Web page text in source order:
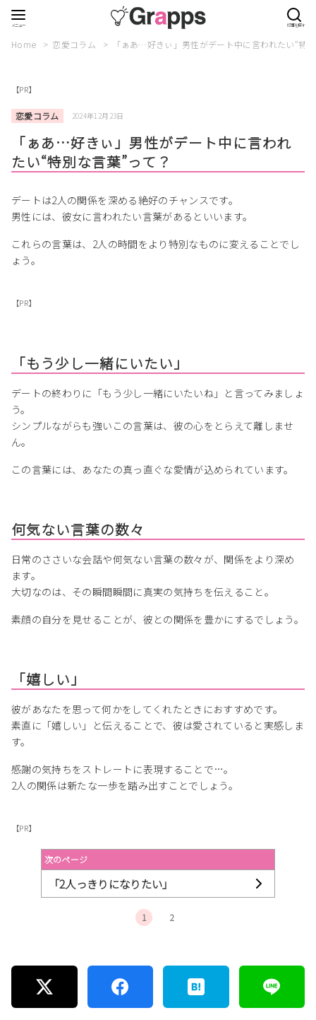
Home 恋愛コラム 「ぁあ…好きぃ」男性がデート中に言われたい“特
【PR】
恋愛コラム 2024年12月23日
「ぁあ…好きぃ」男性がデート中に言われ
たい“特別な言葉”って？
デートは2人の関係を深める絶好のチャンスです。
男性には、彼女に言われたい言葉があるといいます。
これらの言葉は、2人の時間をより特別なものに変えることでし
ょう。
【PR】
「もう少し一緒にいたい」
デートの終わりに「もう少し一緒にいたいね」と言ってみましょ
う。
シンプルながらも強いこの言葉は、彼の心をとらえて離しませ
ん。
この言葉には、あなたの真っ直ぐな愛情が込められています。
何気ない言葉の数々
日常のささいな会話や何気ない言葉の数々が、関係をより深め
ます。
大切なのは、その瞬間瞬間に真実の気持ちを伝えること。
素顔の自分を見せることが、彼との関係を豊かにするでしょう。
「嬉しい」
彼があなたを思って何かをしてくれたときにおすすめです。
素直に「嬉しい」と伝えることで、彼は愛されていると実感しま
す。
感謝の気持ちをストレートに表現することで…。
2人の関係は新たな一歩を踏み出すことでしょう。
【PR】
次のページ
「2人っきりになりたい」
1 2